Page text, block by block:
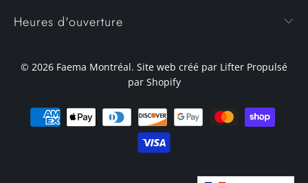
Heures d'ouverture
© 2026 Faema Montréal. Site web créé par Lifter Propulsé
par Shopify